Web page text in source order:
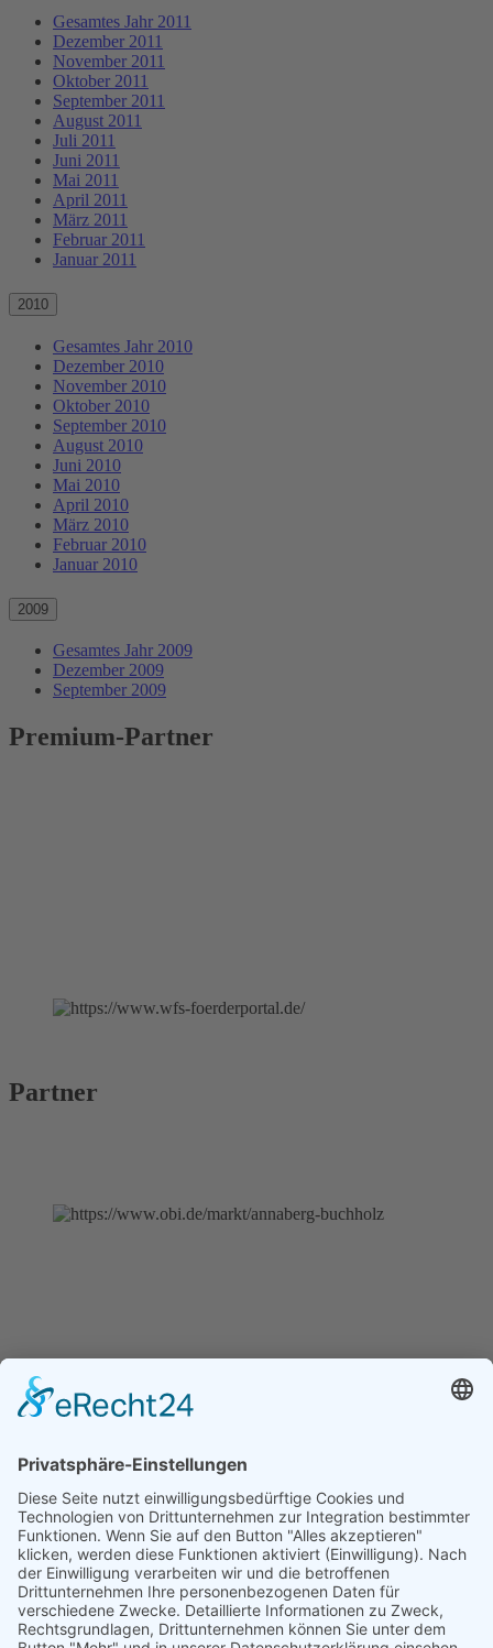
Gesamtes Jahr 2011
Dezember 2011
November 2011
Oktober 2011
September 2011
August 2011
Juli 2011
Juni 2011
Mai 2011
April 2011
März 2011
Februar 2011
Januar 2011
2010
Gesamtes Jahr 2010
Dezember 2010
November 2010
Oktober 2010
September 2010
August 2010
Juni 2010
Mai 2010
April 2010
März 2010
Februar 2010
Januar 2010
2009
Gesamtes Jahr 2009
Dezember 2009
September 2009
Premium-Partner
Partner